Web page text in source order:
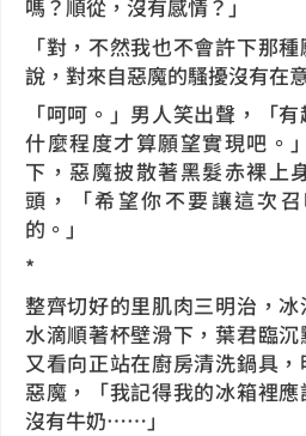
嗎？順從，沒有感情？」
「對，不然我也不會許下那
說，對來自惡魔的騷擾沒有在
「呵呵。」男人笑出聲，「
什麼程度才算願望實現吧。
下，惡魔披散著黑髮赤裸上
頭，「希望你不要讓這次
的。」
*
整齊切好的里肌肉三明治，
水滴順著杯壁滑下，葉君臨沉
又看向正站在廚房清洗鍋具
惡魔，「我記得我的冰箱裡
沒有牛奶……」